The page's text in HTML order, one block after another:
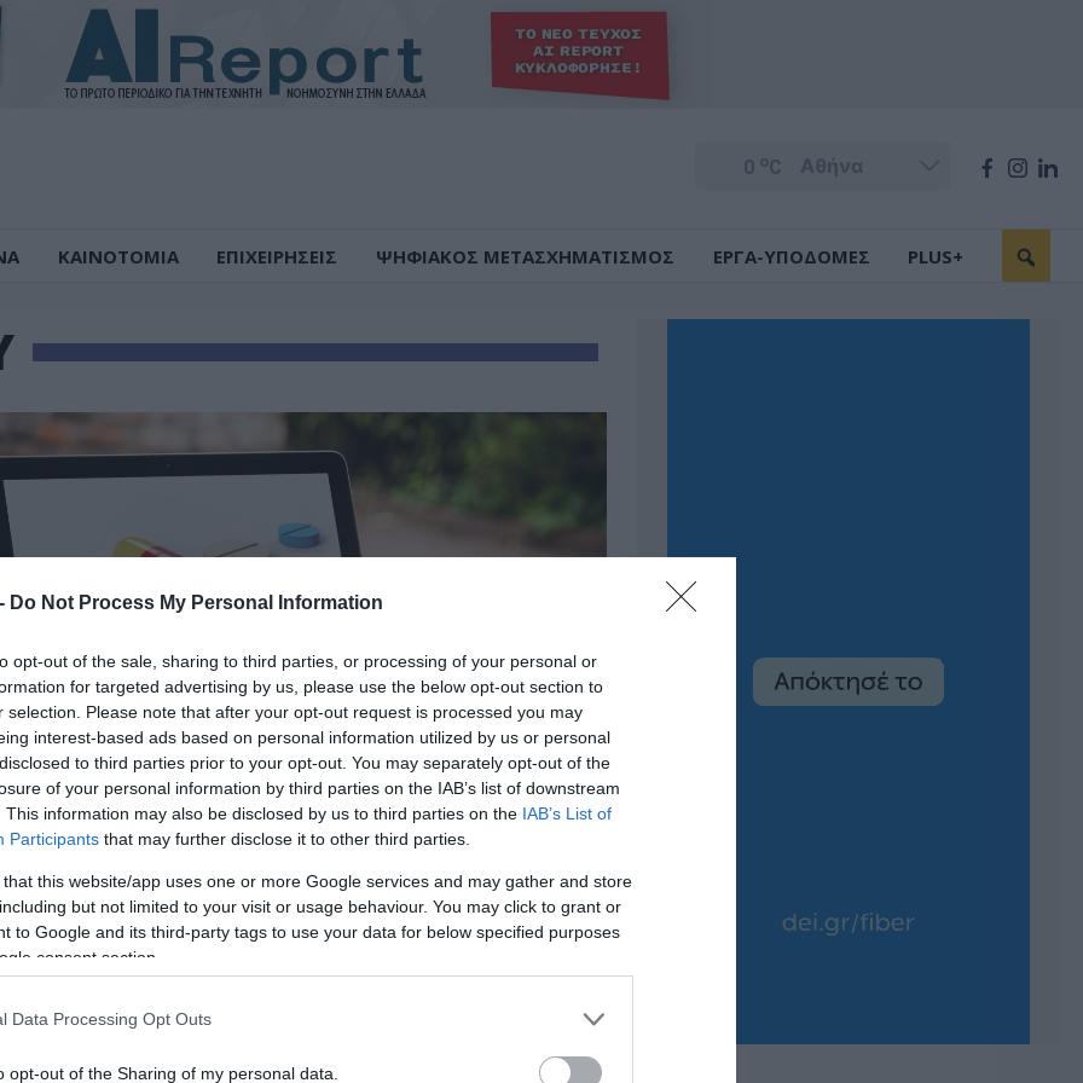
Do Not Process My Personal Information
opt-out of the sale, sharing to third parties, or processing of your personal or
for targeted advertising by us, please use the below opt-out section to
selection. Please note that after your opt-out request is processed you may
interest-based ads based on personal information utilized by us or personal
to third parties prior to your opt-out. You may separately opt-out of the
of your personal information by third parties on the IAB’s list of downstream
This information may also be disclosed by us to third parties on the IAB’s List of
Participants that may further disclose it to other third parties.
that this website/app uses one or more Google services and may gather and store
but not limited to your visit or usage behaviour. You may click to grant or
to Google and its third-party tags to use your data for below specified purposes
consent section.
Data Processing Opt Outs
opt-out of the Sharing of my personal data.
0 oC
ΚΑΙΝΟΤΟΜΙΑ ΕΠΙΧΕΙΡΗΣΕΙΣ ΨΗΦΙΑΚΟΣ ΜΕΤΑΣΧΗΜΑΤΙΣΜΟΣ ΕΡΓΑ-ΥΠΟΔΟΜΕΣ PLUS+